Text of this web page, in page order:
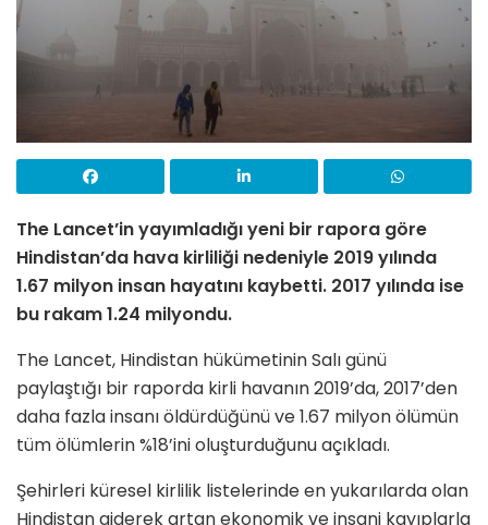
The Lancet’in yayımladığı yeni bir rapora göre
Hindistan’da hava kirliliği nedeniyle 2019 yılında
1.67 milyon insan hayatını kaybetti. 2017 yılında ise
bu rakam 1.24 milyondu.
The Lancet, Hindistan hükümetinin Salı günü
paylaştığı bir raporda kirli havanın 2019’da, 2017’den
daha fazla insanı öldürdüğünü ve 1.67 milyon ölümün
tüm ölümlerin %18’ini oluşturduğunu açıkladı.
Şehirleri küresel kirlilik listelerinde en yukarılarda olan
Hindistan giderek artan ekonomik ve insani kayıplarla